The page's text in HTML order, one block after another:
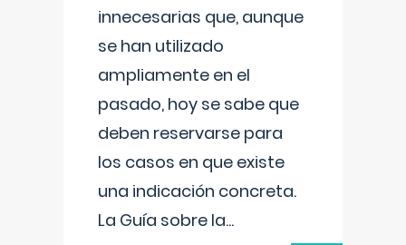
innecesarias que, aunque
se han utilizado
ampliamente en el
pasado, hoy se sabe que
deben reservarse para
los casos en que existe
una indicación concreta.
La Guía sobre la...